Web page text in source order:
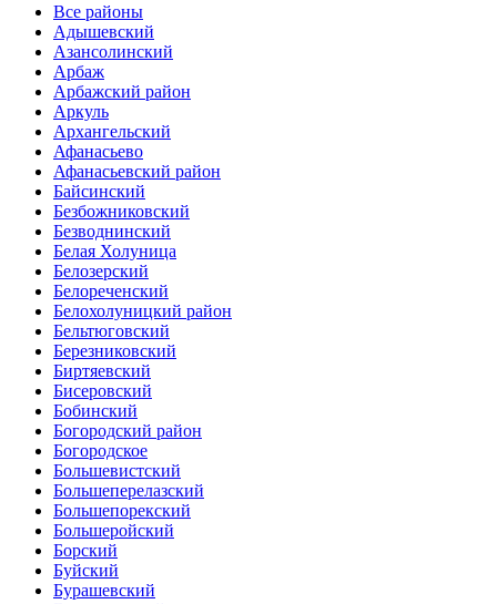
Все районы
Адышевский
Азансолинский
Арбаж
Арбажский район
Аркуль
Архангельский
Афанасьево
Афанасьевский район
Байсинский
Безбожниковский
Безводнинский
Белая Холуница
Белозерский
Белореченский
Белохолуницкий район
Бельтюговский
Березниковский
Биртяевский
Бисеровский
Бобинский
Богородский район
Богородское
Большевистский
Большеперелазский
Большепорекский
Большеройский
Борский
Буйский
Бурашевский